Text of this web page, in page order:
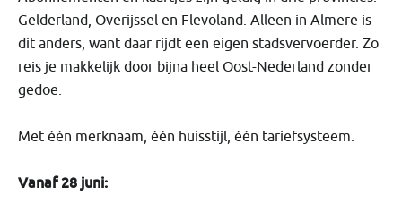
Gelderland, Overijssel en Flevoland. Alleen in Almere is
dit anders, want daar rijdt een eigen stadsvervoerder. Zo
reis je makkelijk door bijna heel Oost-Nederland zonder
gedoe.
Met één merknaam, één huisstijl, één tariefsysteem.
Vanaf 28 juni: